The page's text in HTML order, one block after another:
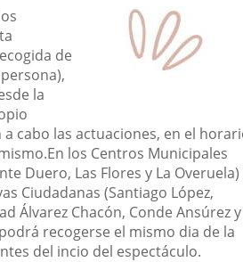
de
la
cabo las actuaciones, en el
los Centros Municipales
Duero, Las Flores y La Overuela)
Ciudadanas (Santiago López,
Álvarez Chacón, Conde Ansúrez y
recogerse el mismo dia de la
del incio del espectáculo.